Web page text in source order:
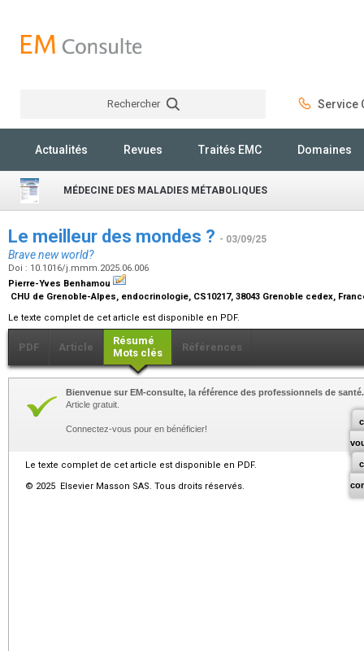
Rechercher Service
Actualités Revues Traités EMC Domaines
MÉDECINE DES MALADIES MÉTABOLIQUES
Le meilleur des mondes ? - 03/09/25
Brave new world?
Doi : 10.1016/j.mmm.2025.06.006
Pierre-Yves Benhamou
CHU de Grenoble-Alpes, endocrinologie, CS10217, 38043 Grenoble cedex,
Le texte complet de cet article est disponible en PDF.
PDF Article
Résumé
Mots clés
Références
Bienvenue sur EM-consulte, la référence des professionnels de santé.
Article gratuit.
Connectez-vous pour en bénéficier!
Le texte complet de cet article est disponible en PDF.
© 2025 Elsevier Masson SAS. Tous droits réservés.